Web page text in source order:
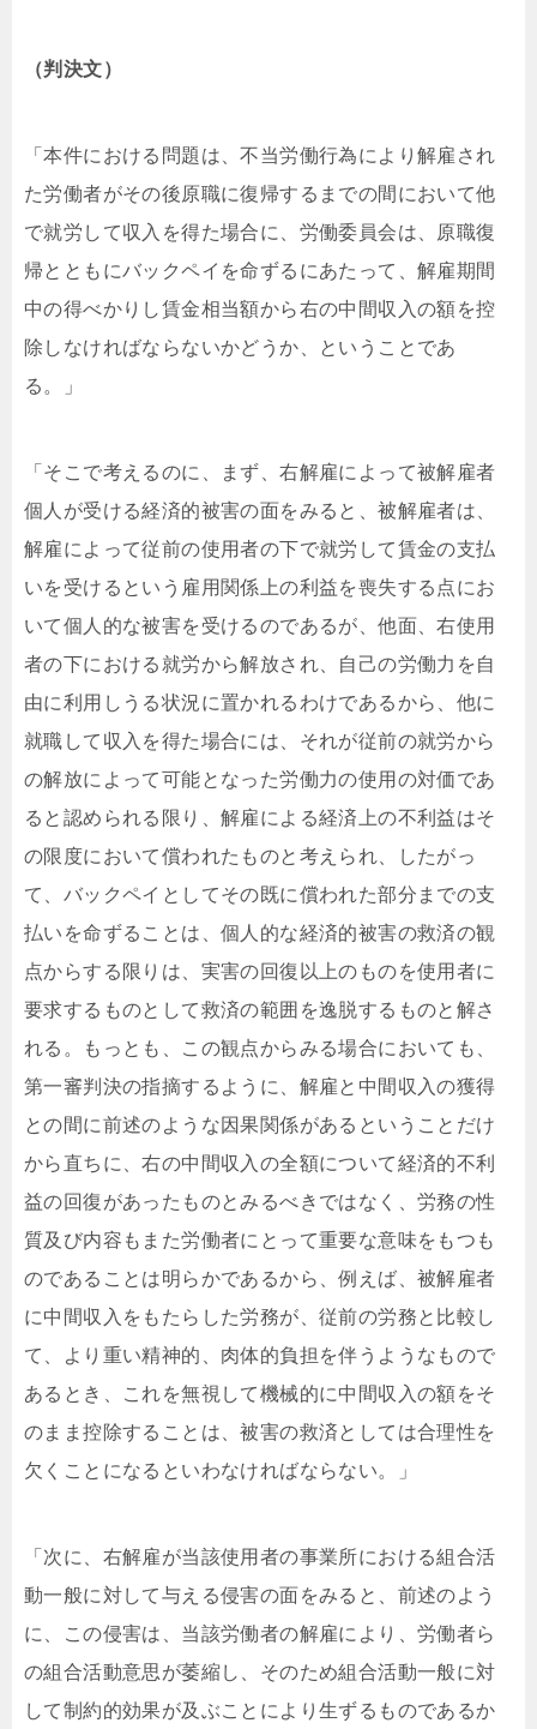
（判決文）
「本件における問題は、不当労働行為により解雇され
た労働者がその後原職に復帰するまでの間において他
で就労して収入を得た場合に、労働委員会は、原職復
帰とともにバックペイを命ずるにあたって、解雇期間
中の得べかりし賃金相当額から右の中間収入の額を控
除しなければならないかどうか、ということであ
る。」
「そこで考えるのに、まず、右解雇によって被解雇者
個人が受ける経済的被害の面をみると、被解雇者は、
解雇によって従前の使用者の下で就労して賃金の支払
いを受けるという雇用関係上の利益を喪失する点にお
いて個人的な被害を受けるのであるが、他面、右使用
者の下における就労から解放され、自己の労働力を自
由に利用しうる状況に置かれるわけであるから、他に
就職して収入を得た場合には、それが従前の就労から
の解放によって可能となった労働力の使用の対価であ
ると認められる限り、解雇による経済上の不利益はそ
の限度において償われたものと考えられ、したがっ
て、バックペイとしてその既に償われた部分までの支
払いを命ずることは、個人的な経済的被害の救済の観
点からする限りは、実害の回復以上のものを使用者に
要求するものとして救済の範囲を逸脱するものと解さ
れる。もっとも、この観点からみる場合においても、
第一審判決の指摘するように、解雇と中間収入の獲得
との間に前述のような因果関係があるということだけ
から直ちに、右の中間収入の全額について経済的不利
益の回復があったものとみるべきではなく、労務の性
質及び内容もまた労働者にとって重要な意味をもつも
のであることは明らかであるから、例えば、被解雇者
に中間収入をもたらした労務が、従前の労務と比較し
て、より重い精神的、肉体的負担を伴うようなもので
あるとき、これを無視して機械的に中間収入の額をそ
のまま控除することは、被害の救済としては合理性を
欠くことになるといわなければならない。」
「 次に、右解雇が当該使用者の事業所における組合活
動一般に対して与える侵害の面をみると、前述のよう
に、この侵害は、当該労働者の解雇により、労働者ら
の組合活動意思が萎縮し、そのため組合活動一般に対
して制約的効果が及ぶことにより生ずるものであるか